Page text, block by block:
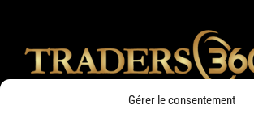
Gérer le consentement